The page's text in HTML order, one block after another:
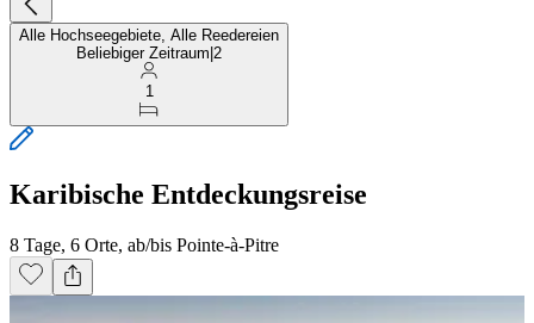
Alle Hochseegebiete, Alle Reedereien
Beliebiger Zeitraum 2
1
Karibische Entdeckungsreise
8 Tage, 6 Orte, ab/bis Pointe-à-Pitre